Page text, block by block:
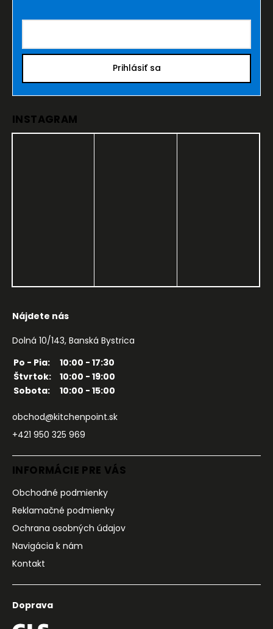
Prihlásiť sa
INSTAGRAM
Nájdete nás
Dolná 10/143, Banská Bystrica
Po - Pia:
10:00 - 17:30
Štvrtok:
10:00 - 19:00
Sobota:
10:00 - 15:00
obchod@kitchenpoint.sk
+421 950 325 969
INFORMÁCIE PRE VÁS
Obchodné podmienky
Reklamačné podmienky
Ochrana osobných údajov
Navigácia k nám
Kontakt
Doprava